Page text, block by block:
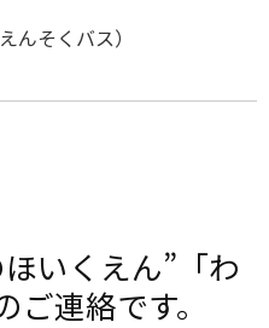
んそくバス）
いくえん”「わ
連絡です。